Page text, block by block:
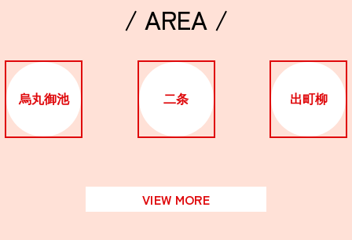
/ AREA /
烏丸御池 二条 出町柳
VIEW MORE